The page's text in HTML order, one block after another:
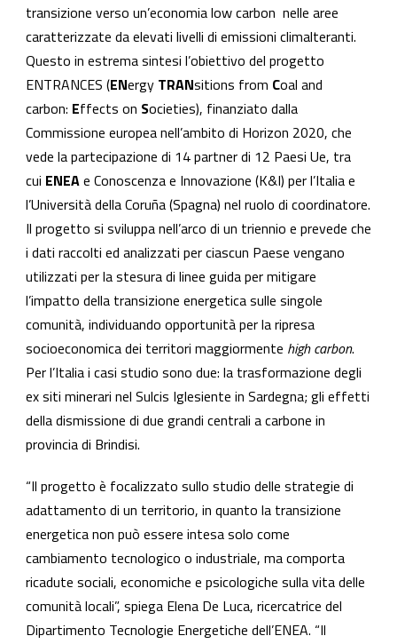
transizione verso un’economia low carbon nelle aree
caratterizzate da elevati livelli di emissioni climalteranti.
Questo in estrema sintesi l’obiettivo del progetto
ENTRANCES (ENergy TRANsitions from Coal and
carbon: Effects on Societies), finanziato dalla
Commissione europea nell’ambito di Horizon 2020, che
vede la partecipazione di 14 partner di 12 Paesi Ue, tra
cui ENEAe Conoscenza e Innovazione (K&I) per l’Italia e
l’Università della Coruña (Spagna) nel ruolo di coordinatore.
Il progetto si sviluppa nell’arco di un triennio e prevede che
i dati raccolti ed analizzati per ciascun Paese vengano
utilizzati per la stesura di linee guida per mitigare
l’impatto della transizione energetica sulle singole
comunità, individuando opportunità per la ripresa
socioeconomica dei territori maggiormente high carbon.
Per l’Italia i casi studio sono due: la trasformazione degli
ex siti minerari nel Sulcis Iglesiente in Sardegna; gli effetti
della dismissione di due grandi centrali a carbone in
provincia di Brindisi.
“Il progetto è focalizzato sullo studio delle strategie di
adattamento di un territorio, in quanto la transizione
energetica non può essere intesa solo come
cambiamento tecnologico o industriale, ma comporta
ricadute sociali, economiche e psicologiche sulla vita delle
comunità locali”, spiega Elena De Luca, ricercatrice del
Dipartimento Tecnologie Energetiche dell’ENEA. “Il